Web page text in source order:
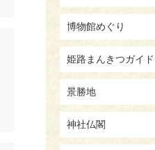
博物館めぐり
姫路まんきつガイド
景勝地
神社仏閣